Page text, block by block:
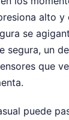
alto y
se
segura, un
que
puede